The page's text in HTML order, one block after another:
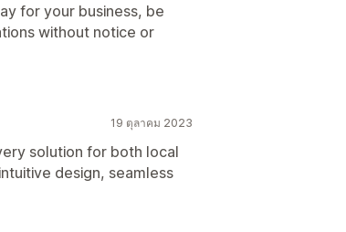
for your business, be
without notice or
19 ตุลาคม 2023
solution for both local
design, seamless